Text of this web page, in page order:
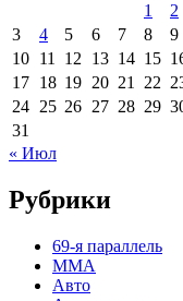
1
2
3
4 5 6 7 8
9
10 11 12 13 14 15
17 18 19 20 21 22
24 25 26 27 28 29
31
« Июл
Рубрики
69-я параллель
MMA
Авто